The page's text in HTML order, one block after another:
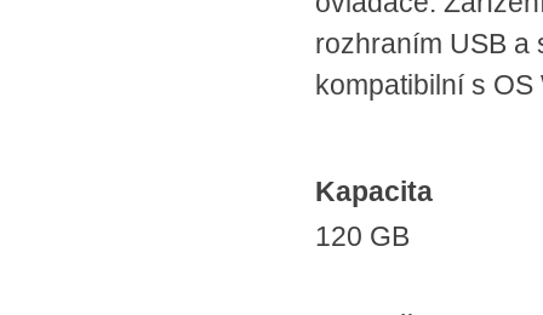
rozhraním USB a
kompatibilní s
Kapacita
120 GB